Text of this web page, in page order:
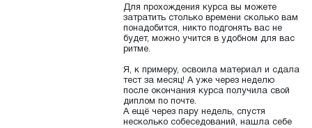
Для прохождения курса вы можете
затратить столько времени сколько вам
понадобится, никто подгонять вас не
будет, можно учится в удобном для вас
ритме.
Я, к примеру, освоила материал и сдала
тест за месяц! А уже через неделю
после окончания курса получила свой
диплом по почте.
А ещё через пару недель, спустя
несколько собеседований, нашла себе